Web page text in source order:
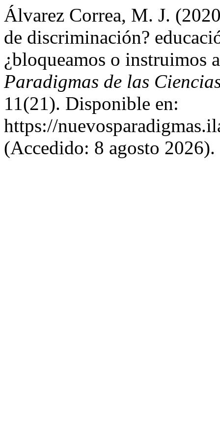
Álvarez Correa, M. J.
de discriminación?
¿bloqueamos o instruimos
Paradigmas de las
11(21). Disponible en:
https://
(Accedido: 8 agosto 2026).